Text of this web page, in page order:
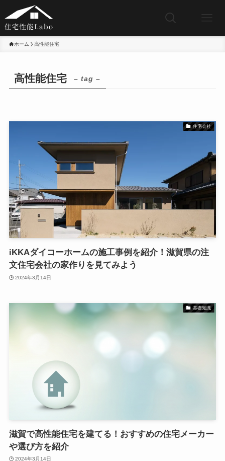
ホーム 高性能住宅
高性能住宅 – tag –
住宅会社
iKKAダイコーホームの施工事例を紹介！滋賀県の注
文住宅会社の家作りを見てみよう
2024年3月14日
基礎知識
滋賀で高性能住宅を建てる！おすすめの住宅メーカー
や選び方を紹介
2024年3月14日